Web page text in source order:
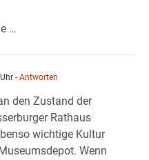
…
- Antworten
den Zustand der
Rathaus
wichtige Kultur
Wenn